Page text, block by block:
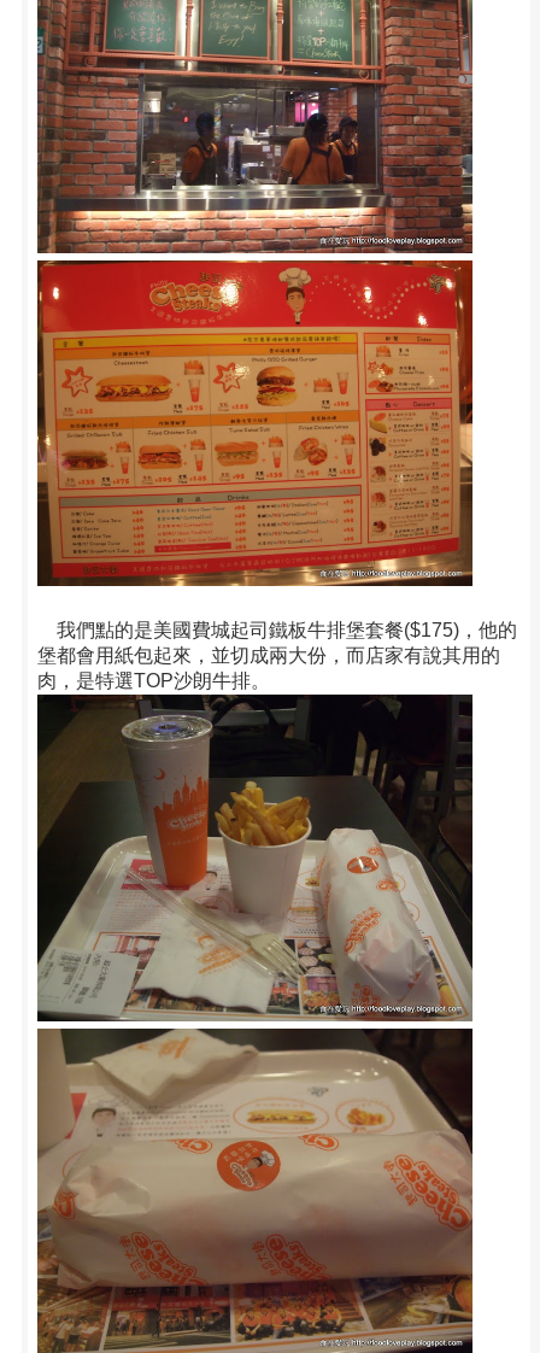
我們點的是美國費城起司鐵板牛排堡套餐($175)，他的
堡都會用紙包起來，並切成兩大份，而店家有說其用的
肉，是特選TOP沙朗牛排。